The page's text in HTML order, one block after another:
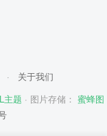
·
关于我们
主题 · 图片存储： 蜜蜂图